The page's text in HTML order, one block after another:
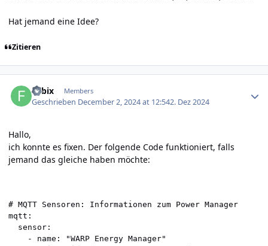
Hat jemand eine Idee?
Zitieren
Fabix Members
Geschrieben December 2, 2024 at 12:542. Dez 2024
Hallo,
ich konnte es fixen. Der folgende Code funktioniert, falls
jemand das gleiche haben möchte:
# MQTT Sensoren: Informationen zum Power Manager
mqtt:
  sensor:
    - name: "WARP Energy Manager"